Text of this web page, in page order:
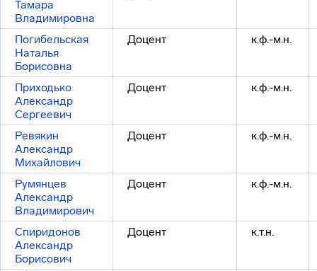
Тамара
Владимировна
Погибельская
Наталья
Борисовна
Доцент к.ф.-м.н.
Приходько
Александр
Сергеевич
Доцент к.ф.-м.н.
Ревякин
Александр
Михайлович
Доцент к.ф.-м.н.
Румянцев
Александр
Владимирович
Доцент к.ф.-м.н.
Спиридонов
Александр
Борисович
Доцент к.т.н.